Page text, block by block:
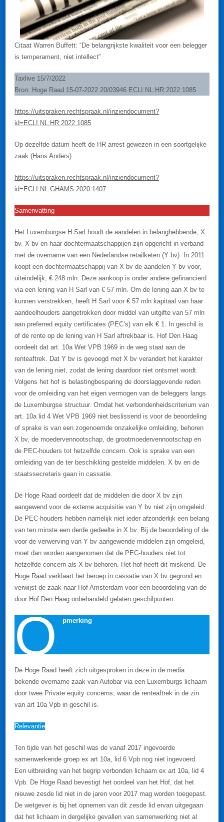
Citaat Warren Buffett: “De belangrijkste kwaliteit voor een belegger
is temperament, niet intellect”
Taxlive 15/7/2022
Bron: Hoge Raad 15-07-2022 20/03946 ECLI:NL:HR:2022:1085
https://uitspraken.rechtspraak.nl/inziendocument?
id=ECLI:NL:HR:2022:1085
Op dezelfde datum heeft de HR arrest gewezen in een soortgelijke
zaak (Hans Anders)
https://uitspraken.rechtspraak.nl/inziendocument?
id=ECLI:NL:GHAMS:2020:1407
Samenvatting
Het Luxemburgse H Sarl houdt de aandelen in belanghebbende, X
bv. X bv en haar dochtermaatschappijen zijn opgericht in verband
met de overname van een Nederlandse retailketen (Y bv). In 2011
koopt een dochtermaatschappij van X bv de aandelen Y bv voor,
uiteindelijk, € 248 mln. Deze aankoop is onder andere gefinancierd
via een lening van H Sarl van € 57 mln. Om de lening aan X bv te
kunnen verstrekken, heeft H Sarl voor € 57 mln kapitaal van haar
aandeelhouders aangetrokken door middel van uitgifte van 57 mln
aan preferred equity certificates (PEC’s) van elk € 1. In geschil is
of de rente op de lening van H Sarl aftrekbaar is. Hof Den Haag
oordeelt dat art. 10a Wet VPB 1969 in de weg staat aan de
renteaftrek. Dat Y bv is gevoegd met X bv verandert het karakter
van de lening niet, zodat de lening daardoor niet ontsmet wordt.
Volgens het hof is belastingbesparing de doorslaggevende reden
voor de omleiding van het eigen vermogen van de beleggers langs
de Luxemburgse structuur. Omdat het verbondenheidscriterium van
art. 10a lid 4 Wet VPB 1969 niet beslissend is voor de beoordeling
of sprake is van een zogenoemde onzakelijke omleiding, behoren
X bv, de moedervennootschap, de grootmoedervennootschap en
de PEC-houders tot hetzelfde concern. Ook is sprake van een
omleiding van de ter beschikking gestelde middelen. X bv en de
staatssecretaris gaan in cassatie.
De Hoge Raad oordeelt dat de middelen die door X bv zijn
aangewend voor de externe acquisitie van Y bv niet zijn omgeleid.
De PEC-houders hebben namelijk niet ieder afzonderlijk een belang
van ten minste een derde gedeelte in X bv. Bij de beoordeling of de
voor de verwerving van Y bv aangewende middelen zijn omgeleid,
moet dan worden aangenomen dat de PEC-houders niet tot
hetzelfde concern als X bv behoren. Het hof heeft dit miskend. De
Hoge Raad verklaart het beroep in cassatie van X bv gegrond en
verwijst de zaak naar Hof Amsterdam voor een beoordeling van de
door Hof Den Haag onbehandeld gelaten geschilpunten.
O pmerking
De Hoge Raad heeft zich uitgesproken in deze in de media
bekende overname zaak van Autobar via een Luxemburgs lichaam
door twee Private equity concerns, waar de renteaftrek in de zin
van art 10a Vpb in geschil is.
Relevantie
Ten tijde van het geschil was de vanaf 2017 ingevoerde
samenwerkende groep ex art 10a, lid 6 Vpb nog niet ingevoerd.
Een uitbreiding van het begrip verbonden lichaam ex art 10a, lid 4
Vpb. De Hoge Raad bevestigt het oordeel van het Hof, dat het
nieuwe zesde lid niet in de jaren voor 2017 mag worden toegepast.
De wetgever is bij het opnemen van dit zesde lid ervan uitgegaan
dat het lichaam in dergelijke gevallen van samenwerking niet al